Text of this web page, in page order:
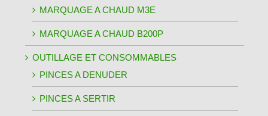
MARQUAGE A CHAUD M3E
MARQUAGE A CHAUD B200P
OUTILLAGE ET CONSOMMABLES
PINCES A DENUDER
PINCES A SERTIR